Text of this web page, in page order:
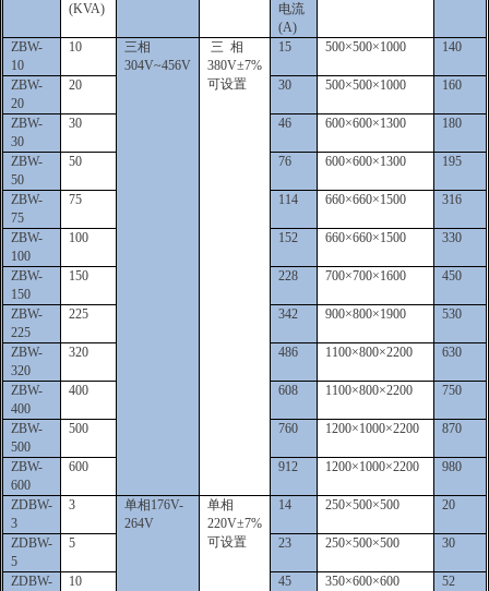
(KVA)
电流
(A)
ZBW-
10
10
三相
304V~456V
三 相
380V±7%
可设置
15 500×500×1000 140
ZBW-
20
20 30 500×500×1000 160
ZBW-
30
30 46 600×600×1300 180
ZBW-
50
50 76 600×600×1300 195
ZBW-
75
75 114 660×660×1500 316
ZBW-
100
100 152 660×660×1500 330
ZBW-
150
150 228 700×700×1600 450
ZBW-
225
225 342 900×800×1900 530
ZBW-
320
320 486 1100×800×2200 630
ZBW-
400
400 608 1100×800×2200 750
ZBW-
500
500 760 1200×1000×2200 870
ZBW-
600
600 912 1200×1000×2200 980
ZDBW-
3
3 单相176V-
264V
单相
220V±7%
可设置
14 250×500×500 20
ZDBW-
5
5 23 250×500×500 30
ZDBW-
10 45 350×600×600 52